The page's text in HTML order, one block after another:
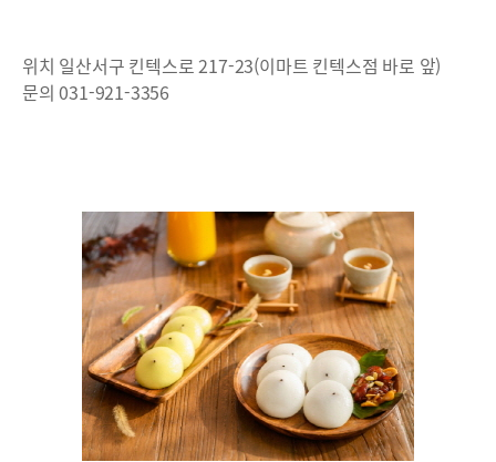
위치 일산서구 킨텍스로 217-23(이마트 킨텍스점 바로 앞)
문의 031-921-3356